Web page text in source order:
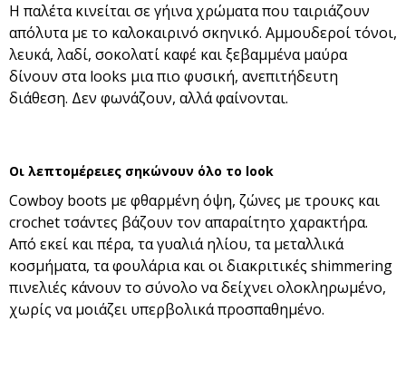
Η παλέτα κινείται σε γήινα χρώματα που ταιριάζουν
απόλυτα με το καλοκαιρινό σκηνικό. Αμμουδεροί τόνοι,
λευκά, λαδί, σοκολατί καφέ και ξεβαμμένα μαύρα
δίνουν στα looks μια πιο φυσική, ανεπιτήδευτη
διάθεση. Δεν φωνάζουν, αλλά φαίνονται.
Οι λεπτομέρειες σηκώνουν όλο το look
Cowboy boots με φθαρμένη όψη, ζώνες με τρουκς και
crochet τσάντες βάζουν τον απαραίτητο χαρακτήρα.
Από εκεί και πέρα, τα γυαλιά ηλίου, τα μεταλλικά
κοσμήματα, τα φουλάρια και οι διακριτικές shimmering
πινελιές κάνουν το σύνολο να δείχνει ολοκληρωμένο,
χωρίς να μοιάζει υπερβολικά προσπαθημένο.